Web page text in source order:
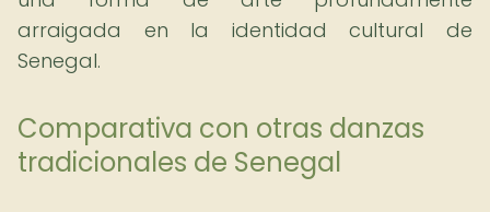
arraigada en la identidad cultural de
Senegal.
Comparativa con otras danzas
tradicionales de Senegal